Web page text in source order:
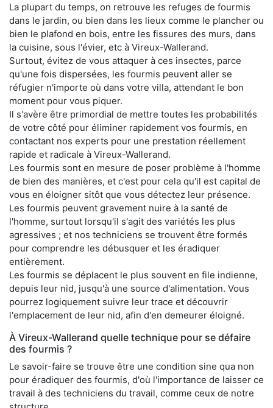
La plupart du temps, on retrouve les refuges de fourmis
dans le jardin, ou bien dans les lieux comme le plancher ou
bien le plafond en bois, entre les fissures des murs, dans
la cuisine, sous l'évier, etc à Vireux-Wallerand.
Surtout, évitez de vous attaquer à ces insectes, parce
qu'une fois dispersées, les fourmis peuvent aller se
réfugier n'importe où dans votre villa, attendant le bon
moment pour vous piquer.
Il s'avère être primordial de mettre toutes les probabilités
de votre côté pour éliminer rapidement vos fourmis, en
contactant nos experts pour une prestation réellement
rapide et radicale à Vireux-Wallerand.
Les fourmis sont en mesure de poser problème à l'homme
de bien des manières, et c'est pour cela qu'il est capital de
vous en éloigner sitôt que vous détectez leur présence.
Les fourmis peuvent gravement nuire à la santé de
l'homme, surtout lorsqu'il s'agit des variétés les plus
agressives ; et nos techniciens se trouvent être formés
pour comprendre les débusquer et les éradiquer
entièrement.
Les fourmis se déplacent le plus souvent en file indienne,
depuis leur nid, jusqu'à une source d'alimentation. Vous
pourrez logiquement suivre leur trace et découvrir
l'emplacement de leur nid, afin d'en demeurer éloigné.
À Vireux-Wallerand quelle technique pour se défaire
des fourmis ?
Le savoir-faire se trouve être une condition sine qua non
pour éradiquer des fourmis, d'où l'importance de laisser ce
travail à des techniciens du travail, comme ceux de notre